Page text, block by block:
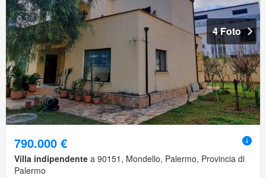
4 Foto
790.000 €
Villa indipendente a 90151, Mondello, Palermo, Provincia di
Palermo